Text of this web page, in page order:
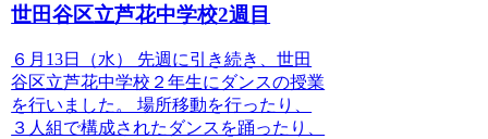
世田谷区立芦花中学校2週目
６月13日（水） 先週に引き続き、世田
谷区立芦花中学校２年生にダンスの授業
を行いました。 場所移動を行ったり、
３人組で構成されたダンスを踊ったり、